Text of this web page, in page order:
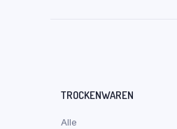
TROCKENWAREN
Alle